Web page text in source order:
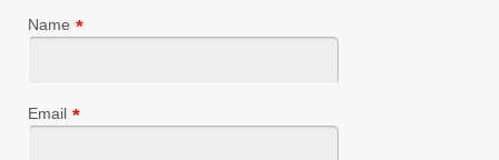
Name *
Email *